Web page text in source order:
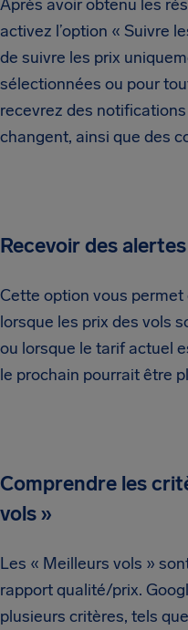
Après avoir obtenu les
activez l’option « Suivre
de suivre les prix
sélectionnées ou pour
recevrez des
changent, ainsi que des
Recevoir des alertes
Cette option vous
lorsque les prix des vols
ou lorsque le tarif actuel
le prochain pourrait être
Comprendre les
vols »
Les « Meilleurs vols »
rapport qualité/prix.
plusieurs critères, tels